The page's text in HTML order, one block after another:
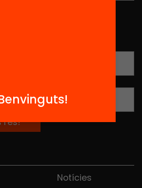
ja han triat Equitat. Rep
i projectes per millorar la
a Catalunya.
Notícies